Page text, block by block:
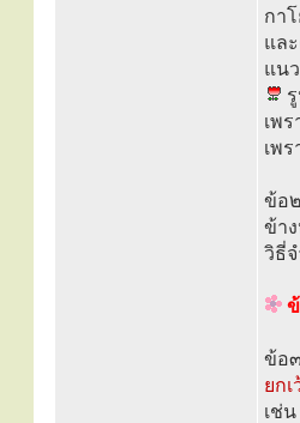
กา
แล
แน
เพ
เพ
ข้อ
ข้า
วิธี่
ข้อ
ยก
เช่